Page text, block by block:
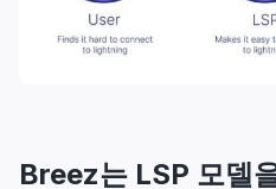
Breez는 LSP 모델